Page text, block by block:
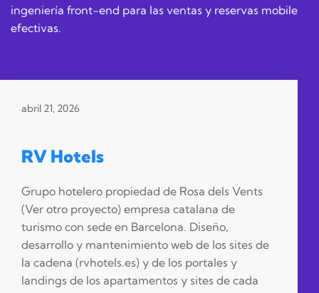
ingeniería front-end para las ventas y reservas mobile
efectivas.
abril 21, 2026
RV Hotels
Grupo hotelero propiedad de Rosa dels Vents
(Ver otro proyecto) empresa catalana de
turismo con sede en Barcelona. Diseño,
desarrollo y mantenimiento web de los sites de
la cadena (rvhotels.es) y de los portales y
landings de los apartamentos y sites de cada